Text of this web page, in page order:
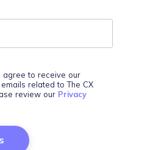
agree to receive our
related to The CX
review our Privacy